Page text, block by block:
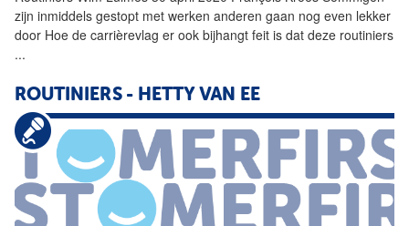
zijn inmiddels gestopt met werken anderen gaan nog even lekker
door Hoe de carrièrevlag er ook bijhangt feit is dat deze routiniers
...
ROUTINIERS- HETTY VAN EE